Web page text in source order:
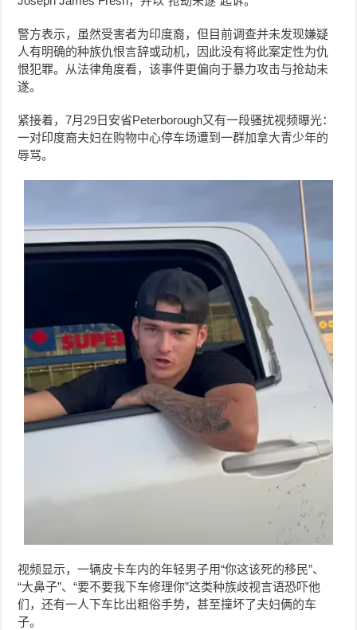
警方表示，虽然受害者为印度裔，但目前调查并未发现嫌疑
人有明确的种族仇恨言辞或动机，因此没有将此案定性为仇
恨犯罪。从法律角度看，该事件更偏向于暴力攻击与抢劫未
遂。
紧接着，7月29日安省Peterborough又有一段骚扰视频曝光：
一对印度裔夫妇在购物中心停车场遭到一群加拿大青少年的
辱骂。
视频显示，一辆皮卡车内的年轻男子用“你这该死的移民”、
“大鼻子”、“要不要我下车修理你”这类种族歧视言语恐吓他
们，还有一人下车比出粗俗手势，甚至撞坏了夫妇俩的车
子。